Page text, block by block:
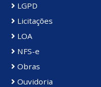
LGPD
Licitações
LOA
NFS-e
Obras
Ouvidoria